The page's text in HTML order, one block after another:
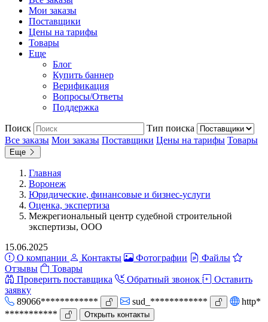
Мои заказы
Поставщики
Цены на тарифы
Товары
Еще
Блог
Купить баннер
Верификация
Вопросы/Ответы
Поддержка
Поиск
Тип поиска
Все заказы Мои заказы Поставщики Цены на тарифы Товары
Еще
Главная
Воронеж
Юридические, финансовые и бизнес-услуги
Оценка, экспертиза
Межрегиональный центр судебной строительной
экспертизы, ООО
15.06.2025
О компании
Контакты Фотографии
Файлы
Отзывы
Товары
Проверить поставщика
Обратный звонок
Оставить
заявку
89066************
sud_************
http*
***********
Открыть контакты